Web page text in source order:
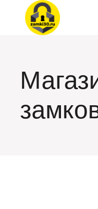
Перейти
содержимому